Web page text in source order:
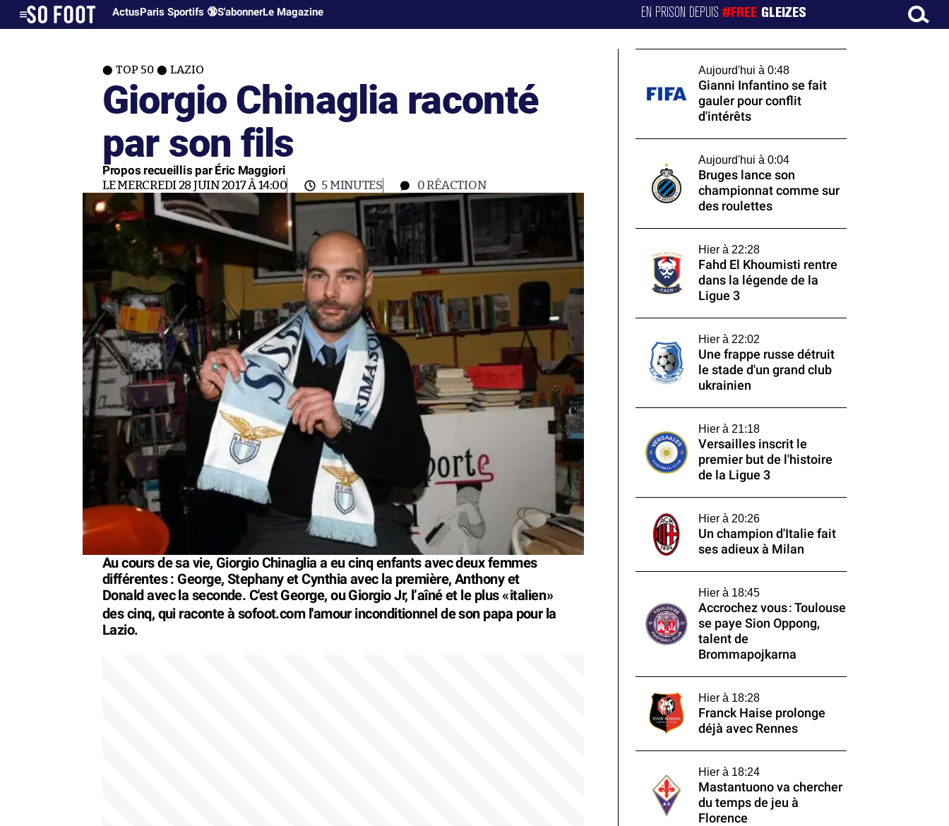
ActusParis Sportifs 🔞S'abonnerLe Magazine EN PRISON DEPUIS#FREE GLEIZES
TOP 50 LAZIO
Giorgio Chinaglia raconté
par son fils
Propos recueillis par Éric Maggiori
LE MERCREDI 28 JUIN 2017 À 14:00 5 MINUTES 0RÉACTION
Au cours de sa vie, Giorgio Chinaglia a eu cinq enfants avec deux femmes
différentes : George, Stephany et Cynthia avec la première, Anthony et
Donald avec la seconde. C'est George, ou Giorgio Jr, l’aîné et le plus «italien»
des cinq, qui raconte à sofoot.com l'amour inconditionnel de son papa pour la
Lazio.
Aujourd'hui à 0:48
Gianni Infantino se fait
gauler pour conflit
d'intérêts
Aujourd'hui à 0:04
Bruges lance son
championnat comme sur
des roulettes
Hier à 22:28
Fahd El Khoumisti rentre
dans la légende de la
Ligue 3
Hier à 22:02
Une frappe russe détruit
le stade d'un grand club
ukrainien
Hier à 21:18
Versailles inscrit le
premier but de l'histoire
de la Ligue 3
Hier à 20:26
Un champion d'Italie fait
ses adieux à Milan
Hier à 18:45
Accrochez vous : Toulouse
se paye Sion Oppong,
talent de
Brommapojkarna
Hier à 18:28
Franck Haise prolonge
déjà avec Rennes
Hier à 18:24
Mastantuono va chercher
du temps de jeu à
Florence